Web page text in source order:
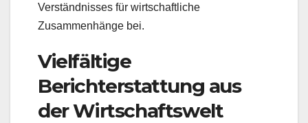
Verständnisses für wirtschaftliche
Zusammenhänge bei.
Vielfältige
Berichterstattung aus
der Wirtschaftswelt